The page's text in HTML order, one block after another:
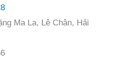
Ma La, Lê Chân, Hải